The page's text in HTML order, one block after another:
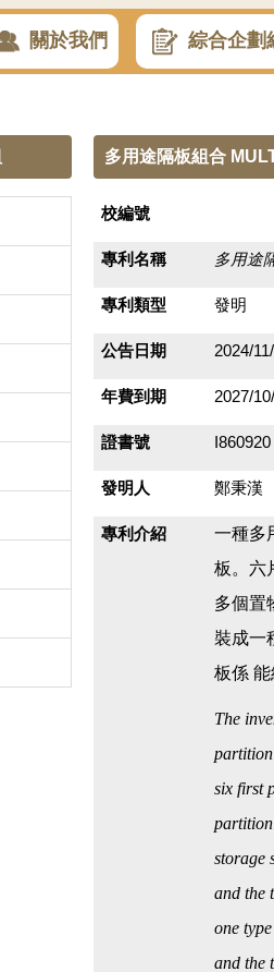
關於我們 綜合企劃
多用途隔板組合
校編號
專利名稱 多用途
專利類型 發明
公告日期 2024/
年費到期 2027/
證書號 I860920
發明人 鄭秉漢
專利介紹
一種多
板。六
多個置
裝成一
板係 能
The
six first
partition
storage
and the
one
and the